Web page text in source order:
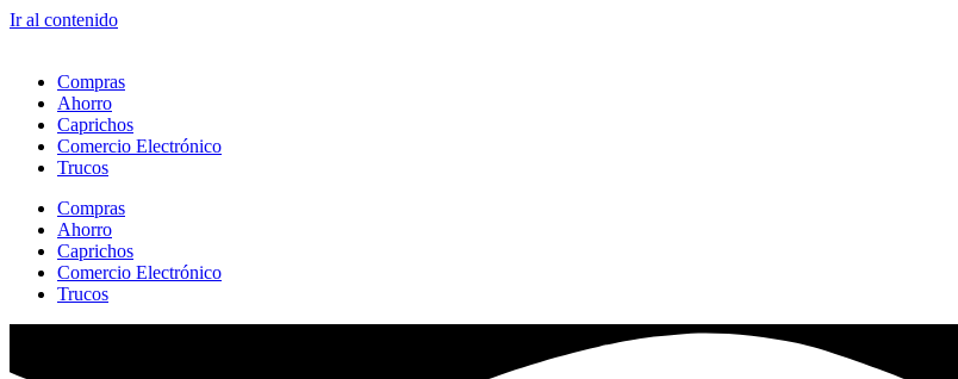
Ir al contenido
Compras
Ahorro
Caprichos
Comercio Electrónico
Trucos
Compras
Ahorro
Caprichos
Comercio Electrónico
Trucos